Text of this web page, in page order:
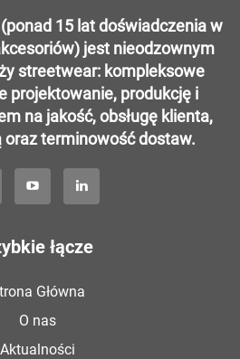
15 lat doświadczenia w
jest nieodzownym
streetwear: kompleksowe
projektowanie, produkcję i
na jakość, obsługę klienta,
oraz terminowość dostaw.
łącze
Główna
O nas
Aktualności